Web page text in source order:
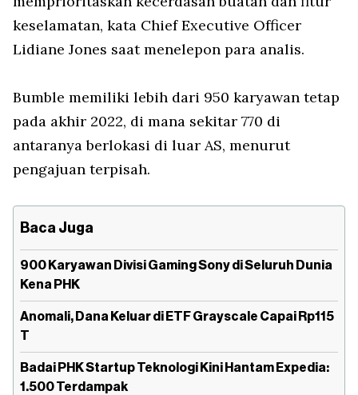
keselamatan, kata Chief Executive Officer
Lidiane Jones saat menelepon para analis.
Bumble memiliki lebih dari 950 karyawan tetap
pada akhir 2022, di mana sekitar 770 di
antaranya berlokasi di luar AS, menurut
pengajuan terpisah.
Baca Juga
900 Karyawan Divisi Gaming Sony di Seluruh Dunia
Kena PHK
Anomali, Dana Keluar di ETF Grayscale Capai Rp115
T
Badai PHK Startup Teknologi Kini Hantam Expedia:
1.500 Terdampak